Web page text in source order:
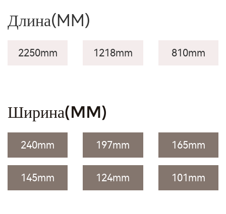
Длина(MM)
2250mm 1218mm 810mm
Ширина(MM)
240mm 197mm 165mm
145mm 124mm 101mm